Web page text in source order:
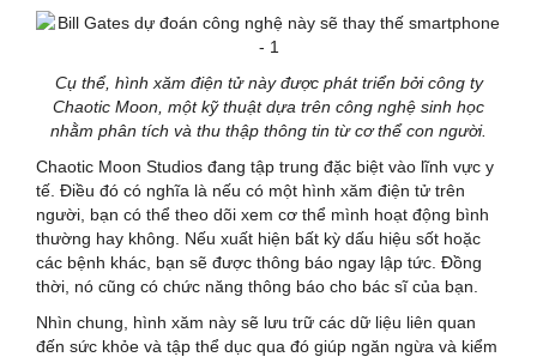
Cụ thể, hình xăm điện tử này được phát triển bởi công ty
Chaotic Moon, một kỹ thuật dựa trên công nghệ sinh học
nhằm phân tích và thu thập thông tin từ cơ thể con người.
Chaotic Moon Studios đang tập trung đặc biệt vào lĩnh vực y
tế. Điều đó có nghĩa là nếu có một hình xăm điện tử trên
người, bạn có thể theo dõi xem cơ thể mình hoạt động bình
thường hay không. Nếu xuất hiện bất kỳ dấu hiệu sốt hoặc
các bệnh khác, bạn sẽ được thông báo ngay lập tức. Đồng
thời, nó cũng có chức năng thông báo cho bác sĩ của bạn.
Nhìn chung, hình xăm này sẽ lưu trữ các dữ liệu liên quan
đến sức khỏe và tập thể dục qua đó giúp ngăn ngừa và kiểm